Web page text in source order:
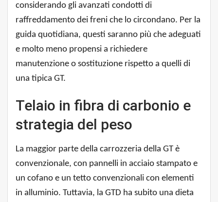
considerando gli avanzati condotti di
raffreddamento dei freni che lo circondano. Per la
guida quotidiana, questi saranno più che adeguati
e molto meno propensi a richiedere
manutenzione o sostituzione rispetto a quelli di
una tipica GT.
Telaio in fibra di carbonio e
strategia del peso
La maggior parte della carrozzeria della GT è
convenzionale, con pannelli in acciaio stampato e
un cofano e un tetto convenzionali con elementi
in alluminio. Tuttavia, la GTD ha subito una dieta